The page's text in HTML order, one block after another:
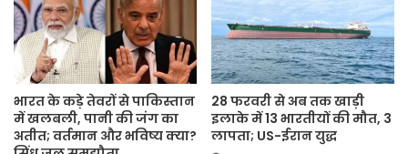
भारत के कड़े तेवरों से पाकिस्तान
में खलबली, पानी की जंग का
अतीत; वर्तमान और भविष्य क्या?
28 फरवरी से अब तक खाड़ी
इलाके में 13 भारतीयों की मौत, 3
लापता; US-ईरान युद्ध